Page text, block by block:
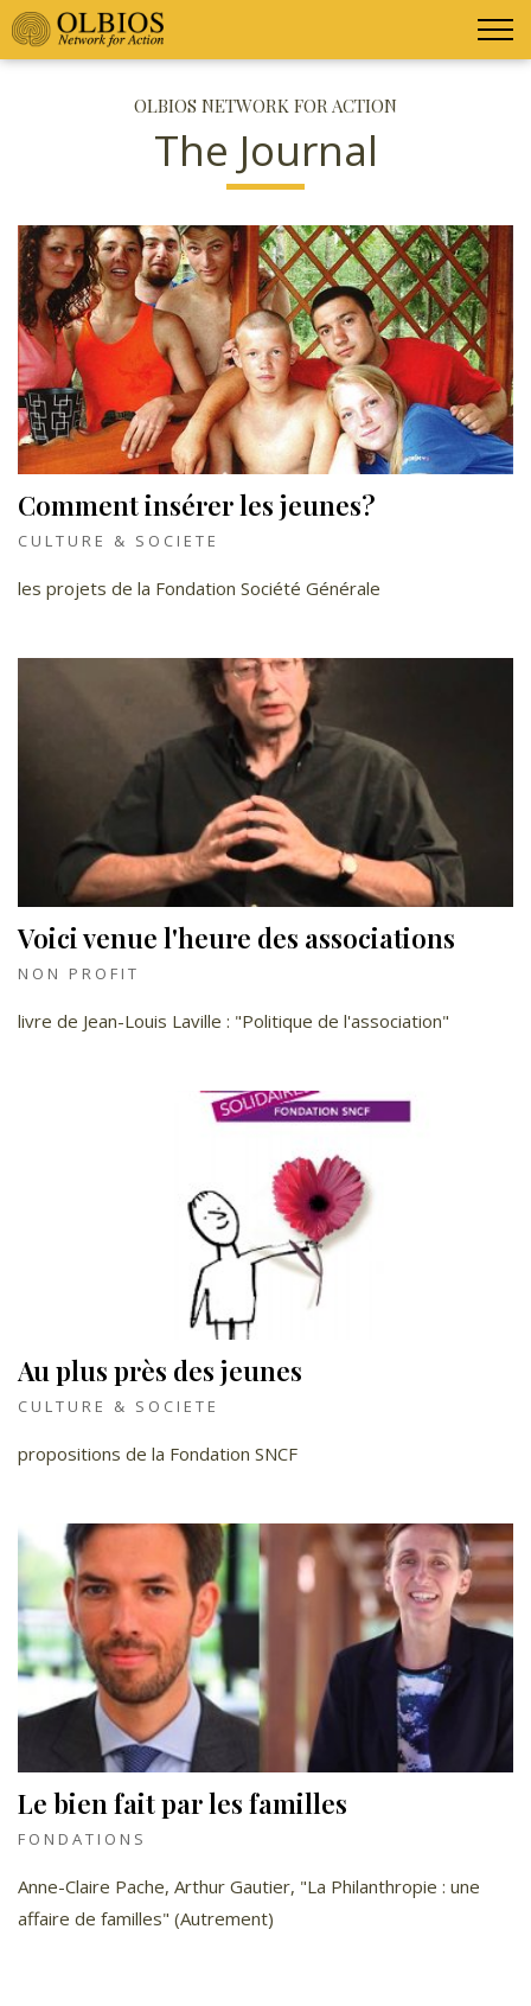
OLBIOS NETWORK FOR ACTION
The Journal
Comment insérer les jeunes?
CULTURE & SOCIETE
les projets de la Fondation Société Générale
Voici venue l'heure des associations
NON PROFIT
livre de Jean-Louis Laville : "Politique de l'association"
Au plus près des jeunes
CULTURE & SOCIETE
propositions de la Fondation SNCF
Le bien fait par les familles
FONDATIONS
Anne-Claire Pache, Arthur Gautier, "La Philanthropie : une
affaire de familles" (Autrement)